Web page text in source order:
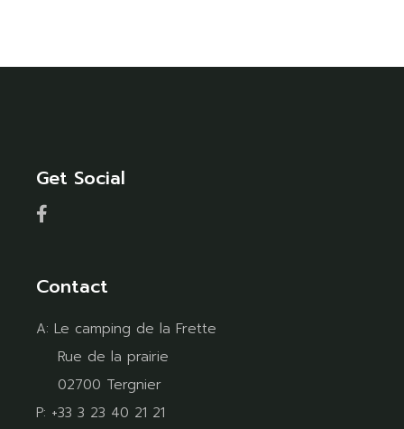
Get Social
Contact
A:Le camping de la Frette
Rue de la prairie
02700 Tergnier
P: +33 3 23 40 21 21